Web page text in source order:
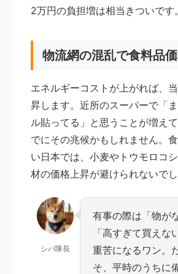
2万円の負担増は相当きついです。
物流網の混乱で食料品
エネルギーコストが上がれば、
昇します。近所のスーパーで「
ル貼ってる」と思うことが増え
でにその兆候かもしれません。
い日本では、小麦やトウモロコ
材の価格上昇が避けられないでし
シバ隊長
有事の際は「物が
「高すぎて買えな
重苦になるワン。
そ、平時のうちに